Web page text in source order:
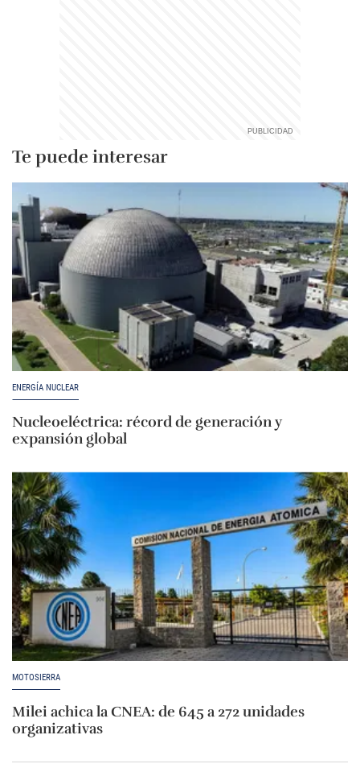
Te puede interesar
ENERGÍA NUCLEAR
Nucleoeléctrica: récord de generación y
expansión global
MOTOSIERRA
Milei achica la CNEA: de 645 a 272 unidades
organizativas